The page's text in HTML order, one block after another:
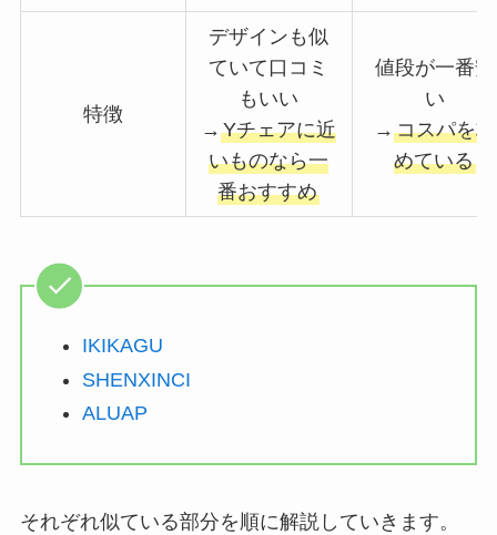
特徴
デザインも似
ていて口コミ
もいい
→Yチェアに近
いものなら一
番おすすめ
値段が一番安
い
→コスパを求
めている
IKIKAGU
SHENXINCI
ALUAP
それぞれ似ている部分を順に解説していきます。